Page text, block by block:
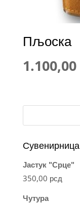
Пљоска
1.100,00
Сувенирница
Јастук "Срце"
350,00 рсд
Чутура